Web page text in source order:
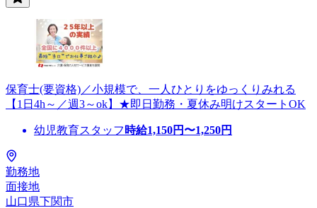
保育士(要資格)／小規模で、一人ひとりをゆっくりみれる
【1日4h～／週3～ok】★即日勤務・夏休み明けスタートOK
幼児教育スタッフ 時給1,150円〜1,250円
勤務地
面接地
山口県下関市